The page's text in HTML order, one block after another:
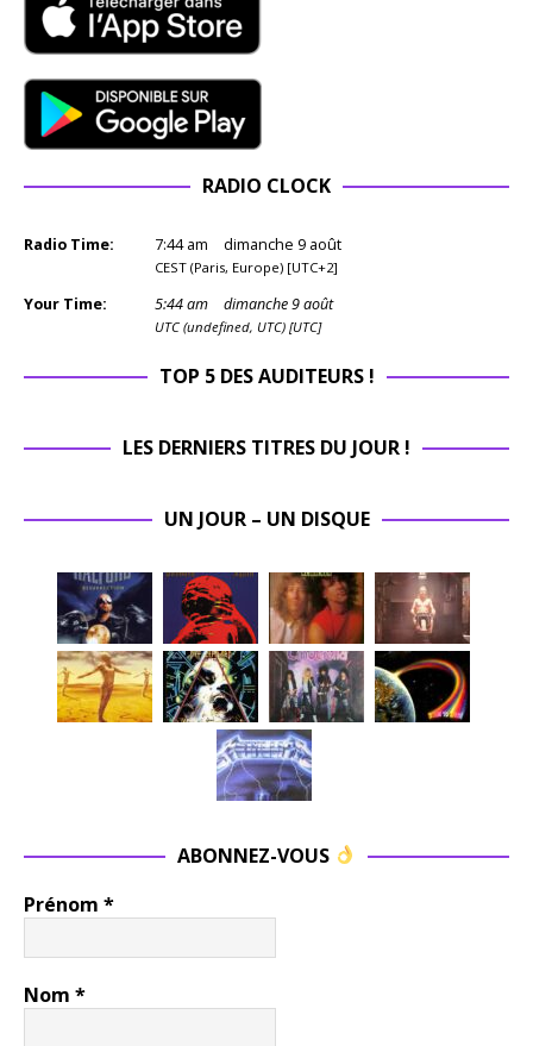
RADIO CLOCK
Radio Time: 7:44 am dimanche 9 août
CEST (Paris, Europe) [UTC+2]
Your Time: 5:44am dimanche 9 août
UTC (undefined, UTC) [UTC]
TOP 5 DES AUDITEURS !
LES DERNIERS TITRES DU JOUR !
UN JOUR – UN DISQUE
ABONNEZ-VOUS
Prénom *
Nom *